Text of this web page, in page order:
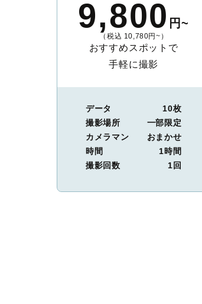
9,800 円~
（税込 10,780円~）
おすすめスポットで
手軽に撮影
データ
10枚
撮影場所
一部限定
カメラマン
おまかせ
時間
1時間
撮影回数
1回